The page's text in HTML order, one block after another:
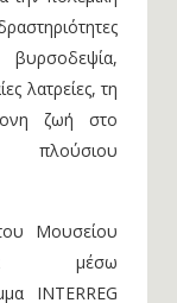
λατρείες, τη
ζωή στο
Μουσείου
μέσω
INTERREG